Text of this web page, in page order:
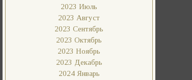
2023 Июль
2023 Август
2023 Сентябрь
2023 Октябрь
2023 Ноябрь
2023 Декабрь
2024 Январь